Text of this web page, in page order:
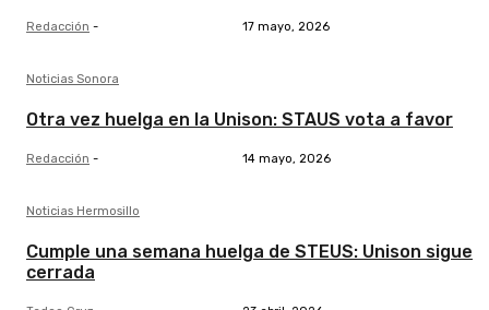
Redacción - 17 mayo, 2026
Noticias Sonora
Otra vez huelga en la Unison: STAUS vota a favor
Redacción - 14 mayo, 2026
Noticias Hermosillo
Cumple una semana huelga de STEUS: Unison sigue
cerrada